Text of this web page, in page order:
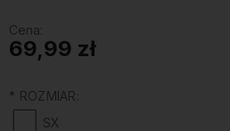
Cena:
69,99 zł
* ROZMIAR:
SX